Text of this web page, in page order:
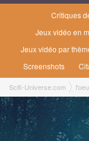
Critiques
Jeux vidéo en
Jeux vidéo par
Screenshots
Scifi-Universe.com
Stranger Things 3 : The